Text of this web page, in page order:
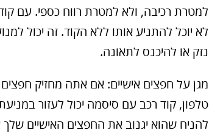
למטרת רכיבה, ולא למטרת רווח כספי. עם
לא יוכל להתניע אותו ללא הקוד. זה יכול
נזק או להיכנס לתאונה.
טלפון, קוד רכב עם סיסמה יכול לעזור
להניח שהוא יגנוב את החפצים האישיים